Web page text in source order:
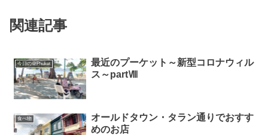
関連記事
今日の＠Phuket
最近のプーケット～新型コロナウィル
ス～partⅧ
食べ物
オールドタウン・タラン通りでおすす
めのお店